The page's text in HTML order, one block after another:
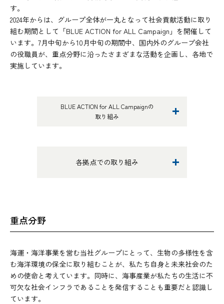
す。
2024年からは、グループ全体が一丸となって社会貢献活動に取り
組む期間として「BLUE ACTION for ALL Campaign」を開催して
います。7月中旬から10月中旬の期間中、国内外のグループ会社
の役職員が、重点分野に沿ったさまざまな活動を企画し、各地で
実施しています。
BLUE ACTION for ALL Campaignの
取り組み
各拠点での取り組み
重点分野
海運・海洋事業を営む当社グループにとって、生物の多様性を含
む海洋環境の保全に取り組むことが、私たち自身と未来社会のた
めの使命と考えています。同時に、海事産業が私たちの生活に不
可欠な社会インフラであることを発信することも重要だと認識し
ています。